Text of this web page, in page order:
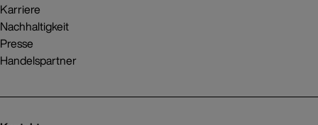
Karriere
Nachhaltigkeit
Presse
Handelspartner